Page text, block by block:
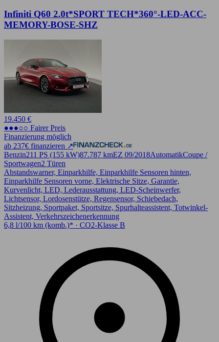
Infiniti Q60 2.0t*SPORT TECH*360°-LED-ACC-
MEMORY-BOSE-SHZ
19.450 €
●●●○○ Fairer Preis
Finanzierung möglich
ab 237€ finanzieren ↗
Benzin211 PS (155 kW)87.787 kmEZ 09/2018AutomatikCoupe /
Sportwagen2 Türen
Abstandswarner, Einparkhilfe, Einparkhilfe Sensoren hinten,
Einparkhilfe Sensoren vorne, Elektrische Sitze, Garantie,
Kurvenlicht, LED, Lederausstattung, LED-Scheinwerfer,
Lichtsensor, Lordosenstütze, Regensensor, Schiebedach,
Sitzheizung, Sportpaket, Sportsitze, Spurhalteassistent, Totwinkel-
Assistent, Verkehrszeichenerkennung
6,8 l/100 km (komb.)* · CO2-Klasse B